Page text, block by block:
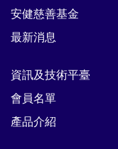
安健慈善基金
最新消息
資訊及技術平臺
會員名單
產品介紹